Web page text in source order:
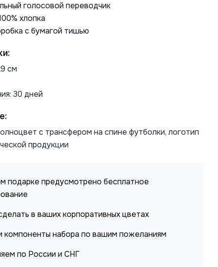
голосовой переводчик
хлопка
с бумагой тишью
см
30 дней
с трансфером на спине футболки, логотип
продукции
подарке предусмотрено бесплатное
в ваших корпоративных цветах
компоненты набора по вашим пожеланиям
по России и СНГ